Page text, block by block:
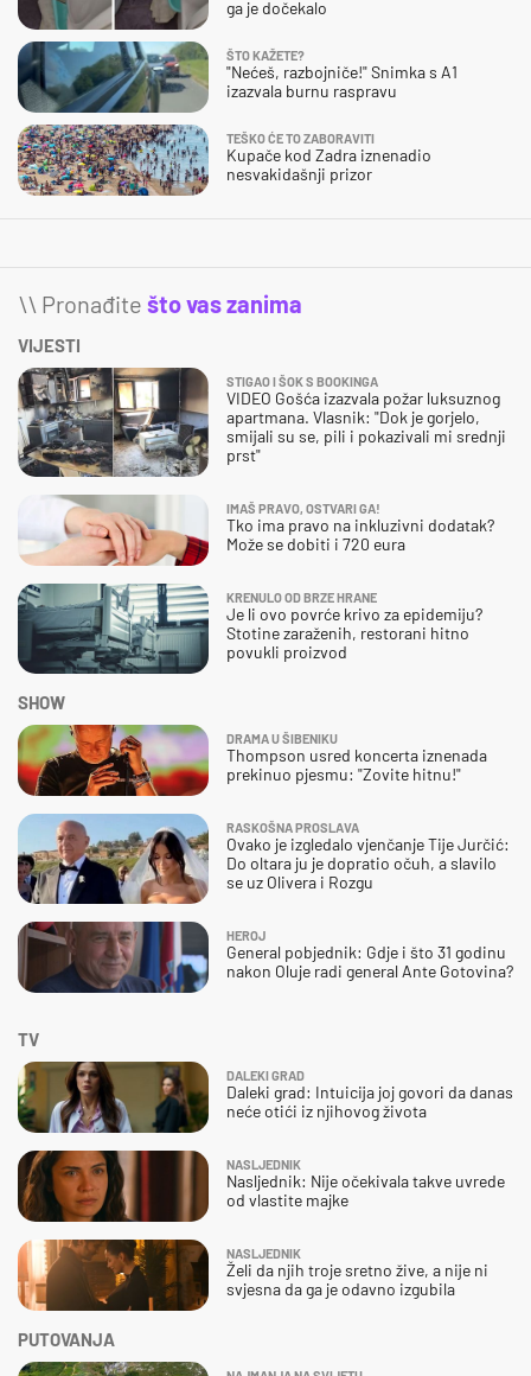
ga je dočekalo
ŠTO KAŽETE?
"Nećeš, razbojniče!" Snimka s A1
izazvala burnu raspravu
TEŠKO ĆE TO ZABORAVITI
Kupače kod Zadra iznenadio
nesvakidašnji prizor
\\ Pronađite što vas zanima
VIJESTI
STIGAO I ŠOK S BOOKINGA
VIDEO Gošća izazvala požar luksuznog
apartmana. Vlasnik: "Dok je gorjelo,
smijali su se, pili i pokazivali mi srednji
prst"
IMAŠ PRAVO, OSTVARI GA!
Tko ima pravo na inkluzivni dodatak?
Može se dobiti i 720 eura
KRENULO OD BRZE HRANE
Je li ovo povrće krivo za epidemiju?
Stotine zaraženih, restorani hitno
povukli proizvod
SHOW
DRAMA U ŠIBENIKU
Thompson usred koncerta iznenada
prekinuo pjesmu: "Zovite hitnu!"
RASKOŠNA PROSLAVA
Ovako je izgledalo vjenčanje Tije Jurčić:
Do oltara ju je dopratio očuh, a slavilo
se uz Olivera i Rozgu
HEROJ
General pobjednik: Gdje i što 31 godinu
nakon Oluje radi general Ante Gotovina?
TV
DALEKI GRAD
Daleki grad: Intuicija joj govori da danas
neće otići iz njihovog života
NASLJEDNIK
Nasljednik: Nije očekivala takve uvrede
od vlastite majke
NASLJEDNIK
Želi da njih troje sretno žive, a nije ni
svjesna da ga je odavno izgubila
PUTOVANJA